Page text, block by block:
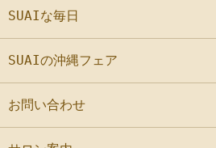
SUAIな毎日
SUAIの沖縄フェア
お問い合わせ